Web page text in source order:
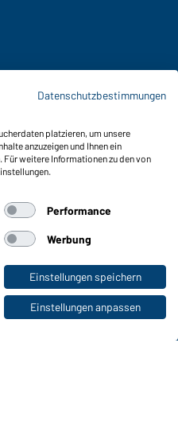
Shop
Kollektionen
Datenschutzbestimmungen
platzieren, um unsere
anzuzeigen und Ihnen ein
weitere Informationen zu den von
Performance
Werbung
Einstellungen speichern
Einstellungen anpassen